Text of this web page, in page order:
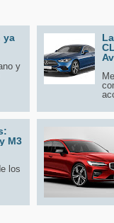
ya
y
M3
los